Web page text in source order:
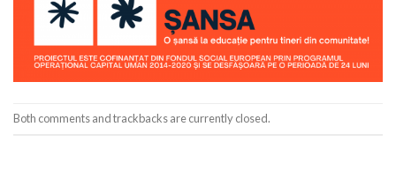
Both comments and trackbacks are currently closed.